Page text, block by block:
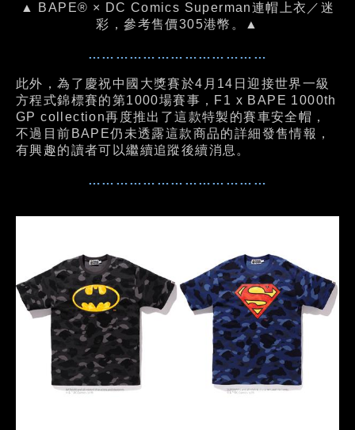
▲ BAPE® × DC Comics Superman連帽上衣／迷
彩，參考售價305港幣。▲
…………………………………
此外，為了慶祝中國大獎賽於4月14日迎接世界一級
方程式錦標賽的第1000場賽事，F1 x BAPE 1000th
GP collection再度推出了這款特製的賽車安全帽，
不過目前BAPE仍未透露這款商品的詳細發售情報，
有興趣的讀者可以繼續追蹤後續消息。
…………………………………